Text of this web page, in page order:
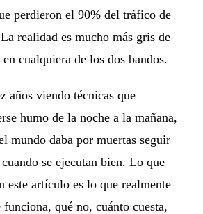
perdieron el 90% del tráfico de
realidad es mucho más gris de
cualquiera de los dos bandos.
años viendo técnicas que
humo de la noche a la mañana,
mundo daba por muertas seguir
se ejecutan bien. Lo que
este artículo es lo que realmente
qué no, cuánto cuesta,